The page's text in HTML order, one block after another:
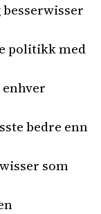
politikk med
bedre enn
som